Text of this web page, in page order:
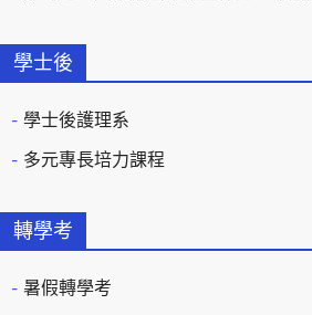
學士後
學士後護理系
多元專長培力課程
轉學考
暑假轉學考